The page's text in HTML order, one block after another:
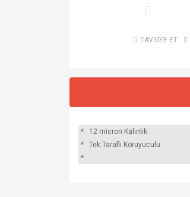
TAVSİYE ET
* 12 micron Kalınlık
*
Tek Taraflı Koruyuculu
*